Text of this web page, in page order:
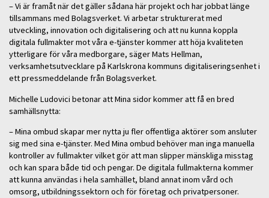
– Vi är framåt när det gäller sådana här projekt och har jobbat länge
tillsammans med Bolagsverket. Vi arbetar strukturerat med
utveckling, innovation och digitalisering och att nu kunna koppla
digitala fullmakter mot våra e-tjänster kommer att höja kvaliteten
ytterligare för våra medborgare, säger Mats Hellman,
verksamhetsutvecklare på Karlskrona kommuns digitaliseringsenhet i
ett pressmeddelande från Bolagsverket.
Michelle Ludovici betonar att Mina sidor kommer att få en bred
samhällsnytta:
– Mina ombud skapar mer nytta ju fler offentliga aktörer som ansluter
sig med sina e-tjänster. Med Mina ombud behöver man inga manuella
kontroller av fullmakter vilket gör att man slipper mänskliga misstag
och kan spara både tid och pengar. De digitala fullmakterna kommer
att kunna användas i hela samhället, bland annat inom vård och
omsorg, utbildningssektorn och för företag och privatpersoner.